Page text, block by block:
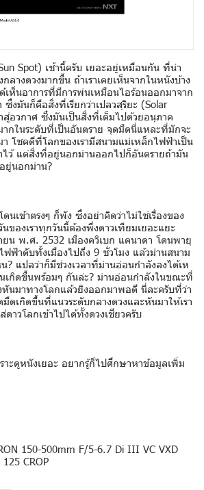
Spot) เช้านี้ครับ เยอะอยู่เหมือนกัน ที่น่า
ลางดวงมากขึ้น ถ้าเราเคยเห็นจากในหนังบ้าง
เห็นอาการที่มีการพ่นเหมือนไอร้อนออกมาจาก
ซึ่งมันก็คือสิ่งที่เรียกว่าเปลวสุริยะ (Solar
สู่อวกาศ ซึ่งมันเป็นสิ่งที่เต็มไปด้วยอนุภาค
กในระดับที่เป็นอันตราย จุดมืดนี่แหละที่มักจะ
โชคดีที่โลกของเรามีสนามแม่เหล็กไฟฟ้าเป็น
ไว้ แต่สิ่งที่อยู่นอกม่านออกไปก็อันตรายถ้ามัน
ยู่นอกม่าน?
นเข้าตรงๆ ก็พัง ซึ่งอย่าคิดว่าไม่ใช่เรื่องของ
นของเราทุกวันนี้ต้องพึ่งดาวเทียมเยอะแยะ
ยน พ.ศ. 2532 เมืองควิเบก แคนาดา โดนพายุ
ฟฟ้าดับทั้งเมืองไปถึง 9 ชั่วโมง แล้วม่านสนาม
แปลว่าก็มีช่วงเวลาที่ม่านอ่อนกำลังลงได้เห
เกิดขึ้นพร้อมๆ กันล่ะ? ม่านอ่อนกำลังในขณะที่
นมาทางโลกแล้วยิงออกมาพอดี นี่ละครับที่ว่า
ดเกิดขึ้นที่แนวระดับกลางดวงและหันมาให้เรา
าวโลกเข้าไปได้ทั้งดวงเชียวครับ
าะดูหนังเยอะ อยากรู้ก็ไปศึกษาหาข้อมูลเพิ่ม
150-500mm F/5-6.7 Di III VC VXD
CROP